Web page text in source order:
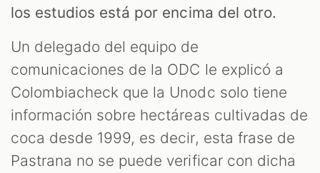
los estudios está por encima del otro.
Un delegado del equipo de
comunicaciones de la ODC le explicó a
Colombiacheck que la Unodc solo tiene
información sobre hectáreas cultivadas de
coca desde 1999, es decir, esta frase de
Pastrana no se puede verificar con dicha